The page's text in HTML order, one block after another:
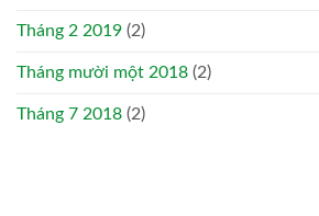
Tháng 2 2019 (2)
Tháng mười một 2018 (2)
Tháng 7 2018 (2)